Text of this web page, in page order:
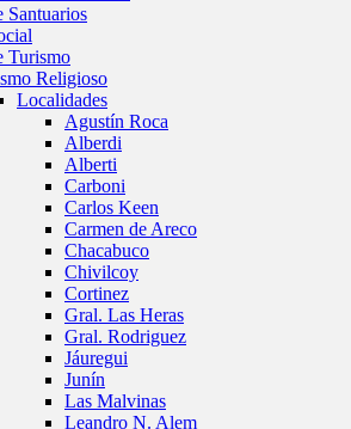
Santuarios
Turismo
Religioso
Localidades
Agustín Roca
Alberdi
Alberti
Carboni
Carlos Keen
Carmen de Areco
Chacabuco
Chivilcoy
Cortinez
Gral. Las Heras
Gral. Rodriguez
Jáuregui
Junín
Las Malvinas
Leandro N. Alem